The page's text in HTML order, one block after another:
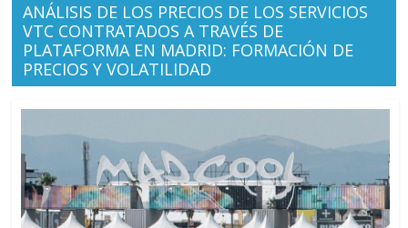
ANÁLISIS DE LOS PRECIOS DE LOS SERVICIOS
VTC CONTRATADOS A TRAVÉS DE
PLATAFORMA EN MADRID: FORMACIÓN DE
PRECIOS Y VOLATILIDAD